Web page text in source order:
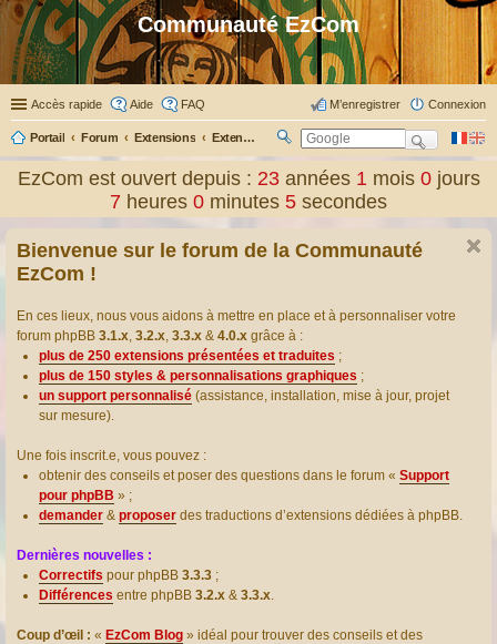
Communauté EzCom
Accès rapide Aide FAQ Connexion
M’enregistrer
Portail Forum Extensions Extensions présentées & traduites
ec
er
EzCom est ouvert depuis : 23 années1 mois0 jours
7 heures 0 minutes 6 secondes
Bienvenue sur le forum de la Communauté
EzCom !
En ces lieux, nous vous aidons à mettre en place et à personnaliser votre
forum phpBB 3.1.x, 3.2.x, 3.3.x & 4.0.x grâce à :
plus de 250 extensions présentées et traduites ;
plus de 150 styles & personnalisations graphiques ;
un support personnalisé (assistance, installation, mise à jour, projet
sur mesure).
Une fois inscrit.e, vous pouvez :
obtenir des conseils et poser des questions dans le forum « Support
pour phpBB » ;
demander & proposer des traductions d’extensions dédiées à phpBB.
Dernières nouvelles :
Correctifs pour phpBB 3.3.3 ;
Différences entre phpBB 3.2.x & 3.3.x.
Coup d’œil : « EzCom Blog » idéal pour trouver des conseils et des